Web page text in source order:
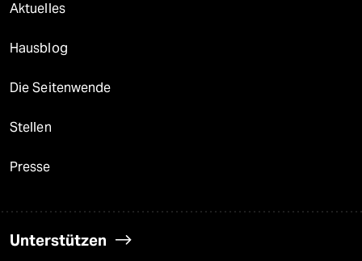
Aktuelles
Hausblog
Die Seitenwende
Stellen
Presse
Unterstützen